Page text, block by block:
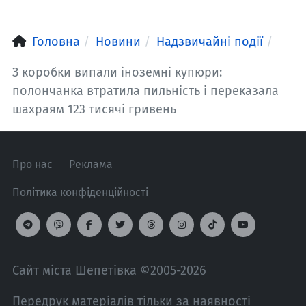
Головна Новини Надзвичайні події
З коробки випали іноземні купюри:
полончанка втратила пильність і переказала
шахраям 123 тисячі гривень
Про нас Реклама
Політика конфіденційності
Сайт міста Шепетівка ©2005-2026
Передрук матеріалів тільки за наявності